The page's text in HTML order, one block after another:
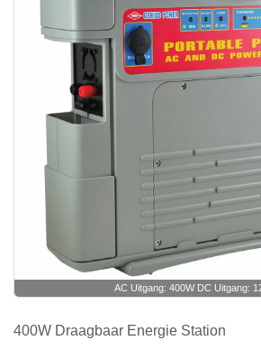
AC Uitgang: 400W DC Uitgang:
400W Draagbaar Energie Station